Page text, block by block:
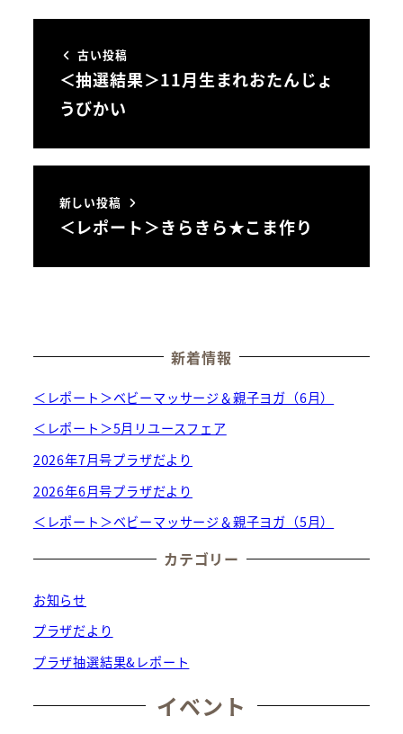
古い投稿
＜抽選結果＞11月生まれおたんじょ
うびかい
新しい投稿
＜レポート＞きらきら★こま作り
新着情報
＜レポート＞ベビーマッサージ＆親子ヨガ（6月）
＜レポート＞5月リユースフェア
2026年7月号プラザだより
2026年6月号プラザだより
＜レポート＞ベビーマッサージ＆親子ヨガ（5月）
カテゴリー
お知らせ
プラザだより
プラザ抽選結果&レポート
イベント